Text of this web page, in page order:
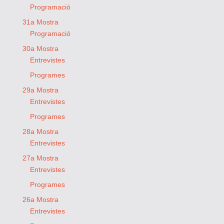
Programació
31a Mostra
Programació
30a Mostra
Entrevistes
Programes
29a Mostra
Entrevistes
Programes
28a Mostra
Entrevistes
27a Mostra
Entrevistes
Programes
26a Mostra
Entrevistes